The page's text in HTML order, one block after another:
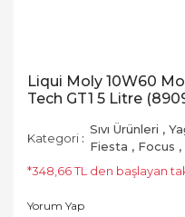
Liqui Moly 10W60
Tech GT1 5 Litre
Kategori
Sıvı Ürünleri ,
Fiesta , Focus ,
*348,66 TL den başlayan
Yorum Yap